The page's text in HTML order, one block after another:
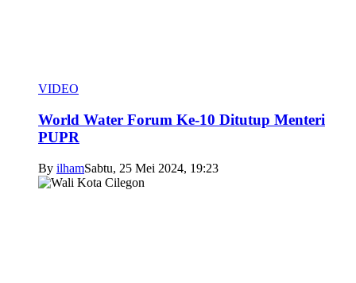
VIDEO
World Water Forum Ke-10 Ditutup Menteri
PUPR
By ilhamSabtu, 25 Mei 2024, 19:23